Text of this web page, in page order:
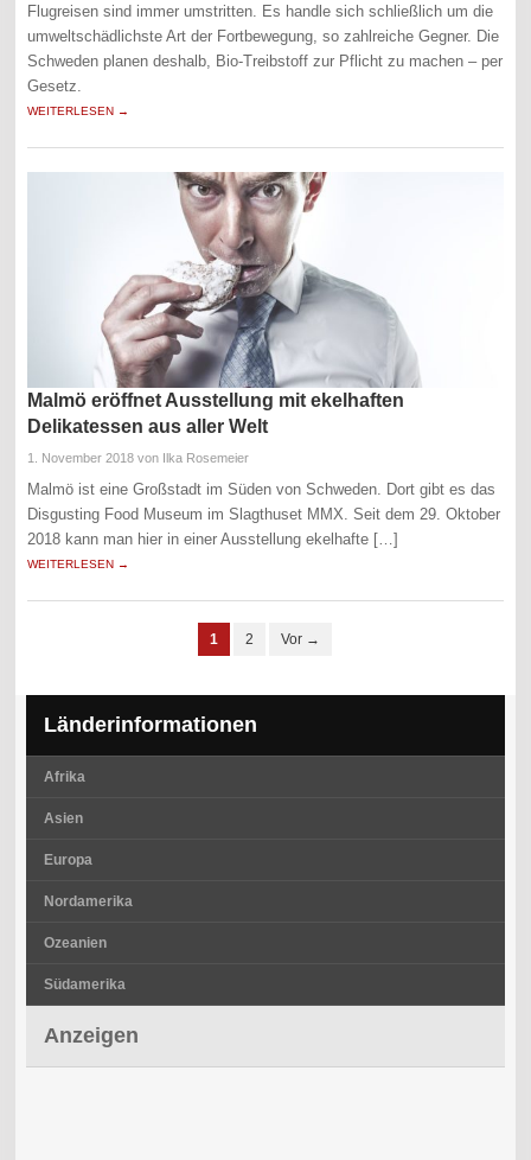
Flugreisen sind immer umstritten. Es handle sich schließlich um die
umweltschädlichste Art der Fortbewegung, so zahlreiche Gegner. Die
Schweden planen deshalb, Bio-Treibstoff zur Pflicht zu machen – per
Gesetz.
WEITERLESEN →
Malmö eröffnet Ausstellung mit ekelhaften
Delikatessen aus aller Welt
1. November 2018 von Ilka Rosemeier
Malmö ist eine Großstadt im Süden von Schweden. Dort gibt es das
Disgusting Food Museum im Slagthuset MMX. Seit dem 29. Oktober
2018 kann man hier in einer Ausstellung ekelhafte […]
WEITERLESEN →
1 2 Vor →
Länderinformationen
Afrika
Asien
Europa
Nordamerika
Ozeanien
Südamerika
Anzeigen